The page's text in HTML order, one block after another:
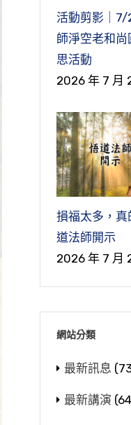
活動剪影｜7/
師淨空老和
思活動
2026 年 7 月
損福太多，
道法師開示
2026 年 7 月
網站分類
最新訊息
最新講演